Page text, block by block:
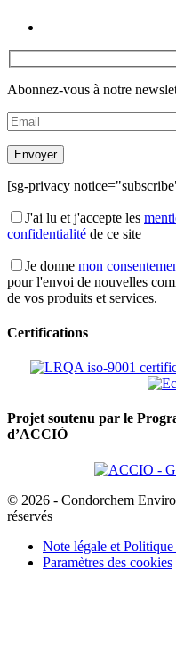
Abonnez-vous à notre
[sg-privacy
J'ai lu et j'accepte les
confidentialité de ce site
Je donne mon
pour l'envoi de nouvelles
de vos produits et services.
Certifications
Projet soutenu par le
d’ACCIÓ
© 2026 - Condorchem
réservés
Note légale et
Paramètres des cookies